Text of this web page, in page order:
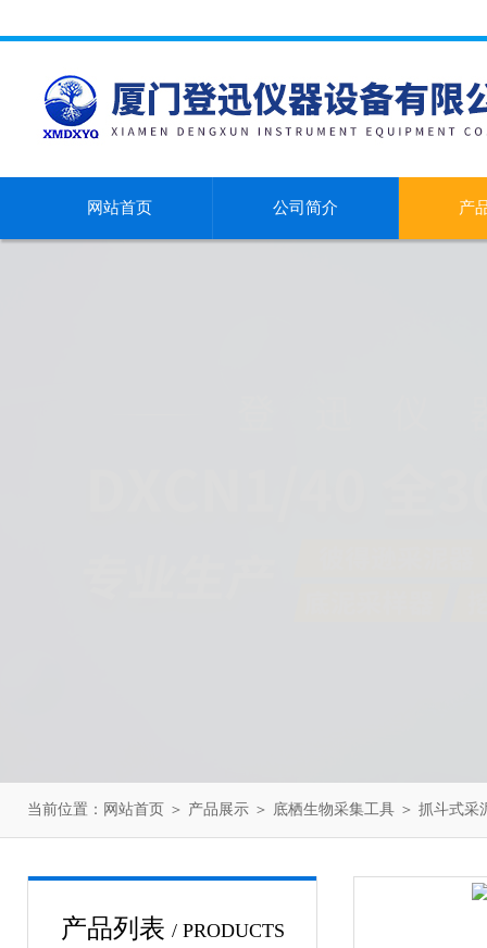
网站首页 公司简介 产
当前位置： 网站首页 ＞ 产品展示 ＞ 底栖生物采集工具 ＞ 抓斗式采
产品列表 / PRODUCTS